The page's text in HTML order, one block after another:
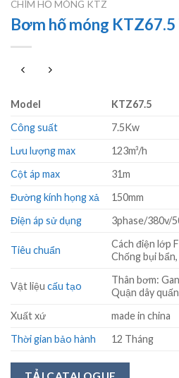
CHÌM HỐ MÓNG KTZ
Bơm hố móng
Model
KTZ67.5
Công suất
7.5Kw
Lưu lượng max
123m³/h
Cột áp max
31m
Đường kính họng xả
150mm
Điện áp sử dụng
3phase/380v/
Tiêu chuẩn
Cách điện lớp F
Chống bụi
Vật liệu cấu tạo
Thân bơm:
Quận dây
Xuất xứ
made in china
Thời gian bảo hành
12 Tháng